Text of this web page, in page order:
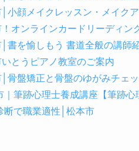
小顔メイクレッスン・メイク
オンラインカードリーディン
書を愉しもう 書道全般の講師
とうピアノ教室のご案内
骨盤矯正と骨盤のゆがみチェ
｜筆跡心理士養成講座【筆跡心
断で職業適性│松本市